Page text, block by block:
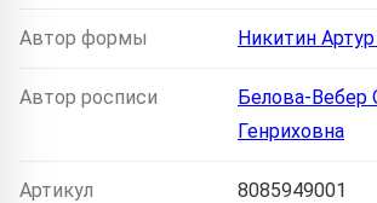
Автор формы Никитин
Автор росписи
Белова-Вебер
Генриховна
Артикул 8085949001